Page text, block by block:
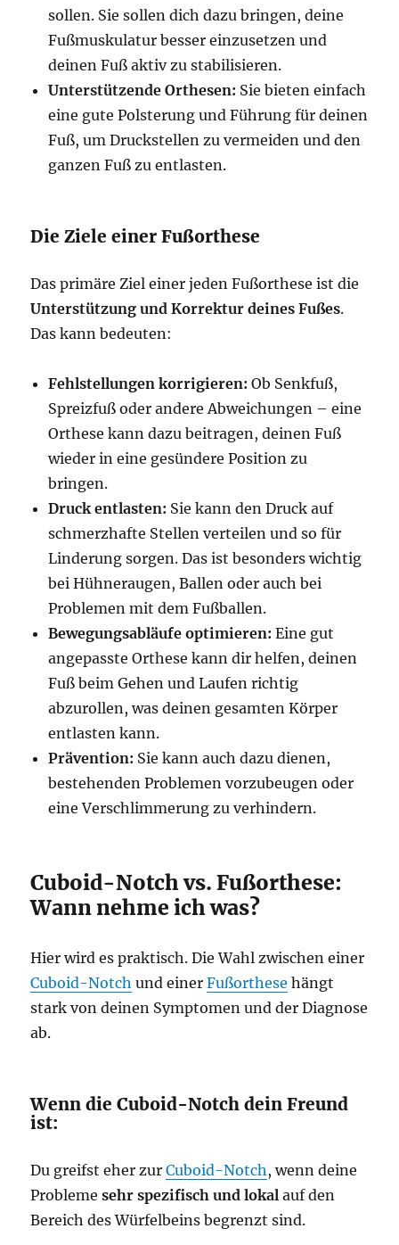
sollen. Sie sollen dich dazu bringen, deine
Fußmuskulatur besser einzusetzen und
deinen Fuß aktiv zu stabilisieren.
Unterstützende Orthesen: Sie bieten einfach
eine gute Polsterung und Führung für deinen
Fuß, um Druckstellen zu vermeiden und den
ganzen Fuß zu entlasten.
Die Ziele einer Fußorthese
Das primäre Ziel einer jeden Fußorthese ist die
Unterstützung und Korrektur deines Fußes.
Das kann bedeuten:
Fehlstellungen korrigieren: Ob Senkfuß,
Spreizfuß oder andere Abweichungen – eine
Orthese kann dazu beitragen, deinen Fuß
wieder in eine gesündere Position zu
bringen.
Druck entlasten: Sie kann den Druck auf
schmerzhafte Stellen verteilen und so für
Linderung sorgen. Das ist besonders wichtig
bei Hühneraugen, Ballen oder auch bei
Problemen mit dem Fußballen.
Bewegungsabläufe optimieren: Eine gut
angepasste Orthese kann dir helfen, deinen
Fuß beim Gehen und Laufen richtig
abzurollen, was deinen gesamten Körper
entlasten kann.
Prävention: Sie kann auch dazu dienen,
bestehenden Problemen vorzubeugen oder
eine Verschlimmerung zu verhindern.
Cuboid-Notch vs. Fußorthese:
Wann nehme ich was?
Hier wird es praktisch. Die Wahl zwischen einer
Cuboid-Notch und einerFußorthese hängt
stark von deinen Symptomen und der Diagnose
ab.
Wenn die Cuboid-Notch dein Freund
ist:
Du greifst eher zurCuboid-Notch, wenn deine
Problemesehr spezifisch und lokal auf den
Bereich des Würfelbeins begrenzt sind.